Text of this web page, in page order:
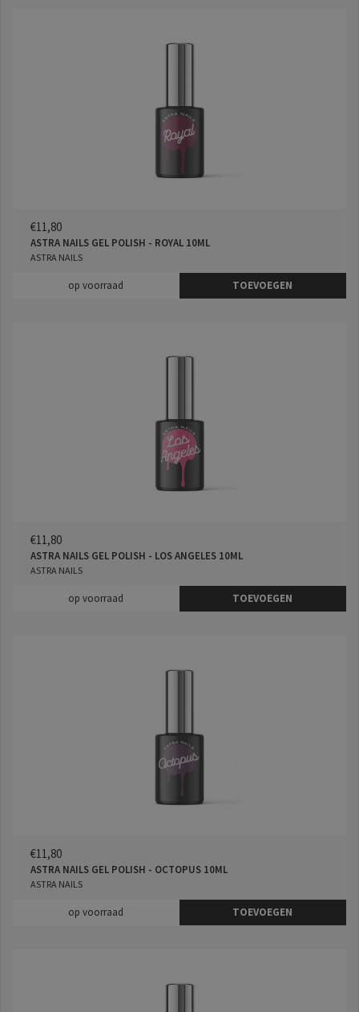
€11,80
ASTRA NAILS GEL POLISH - ROYAL 10ML
ASTRA NAILS
op voorraad TOEVOEGEN
€11,80
ASTRA NAILS GEL POLISH - LOS ANGELES 10ML
ASTRA NAILS
op voorraad TOEVOEGEN
€11,80
ASTRA NAILS GEL POLISH - OCTOPUS 10ML
ASTRA NAILS
op voorraad TOEVOEGEN